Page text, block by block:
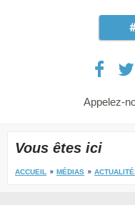
Appelez-
Vous êtes ici
ACCUEIL MÉDIAS